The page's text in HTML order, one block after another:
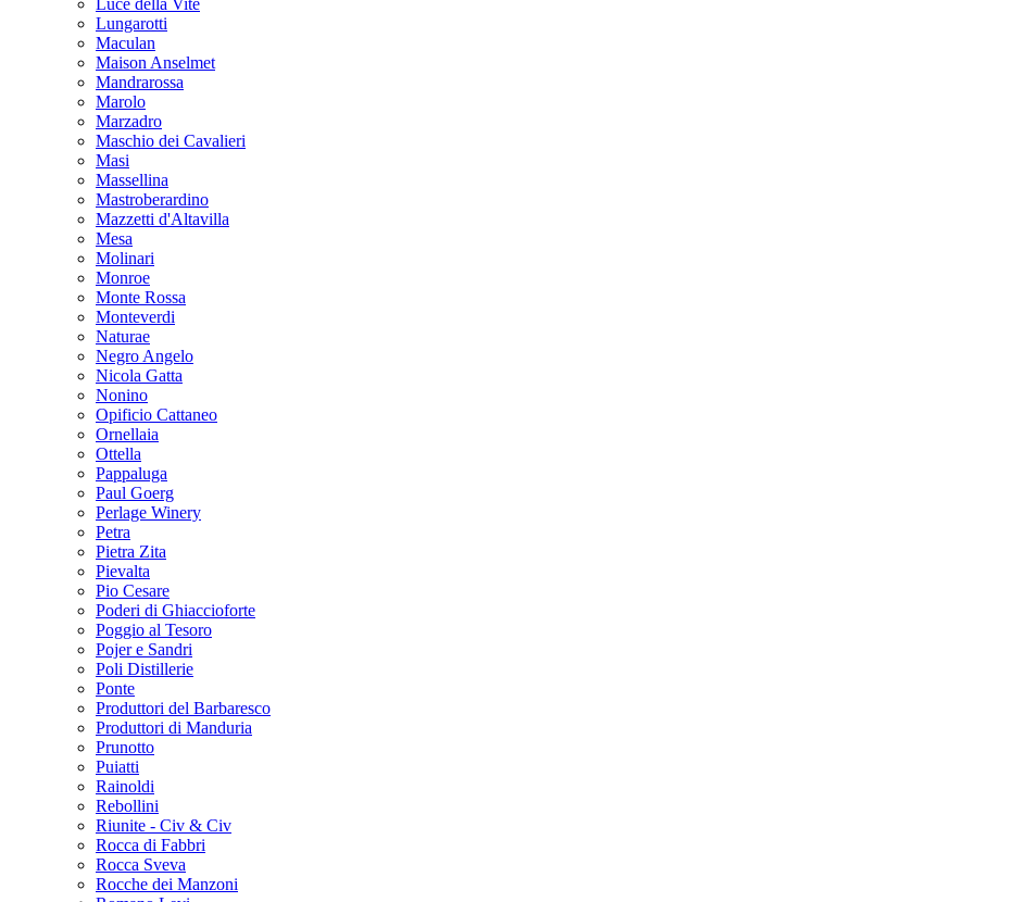
Luce della Vite
Lungarotti
Maculan
Maison Anselmet
Mandrarossa
Marolo
Marzadro
Maschio dei Cavalieri
Masi
Massellina
Mastroberardino
Mazzetti d'Altavilla
Mesa
Molinari
Monroe
Monte Rossa
Monteverdi
Naturae
Negro Angelo
Nicola Gatta
Nonino
Opificio Cattaneo
Ornellaia
Ottella
Pappaluga
Paul Goerg
Perlage Winery
Petra
Pietra Zita
Pievalta
Pio Cesare
Poderi di Ghiaccioforte
Poggio al Tesoro
Pojer e Sandri
Poli Distillerie
Ponte
Produttori del Barbaresco
Produttori di Manduria
Prunotto
Puiatti
Rainoldi
Rebollini
Riunite - Civ & Civ
Rocca di Fabbri
Rocca Sveva
Rocche dei Manzoni